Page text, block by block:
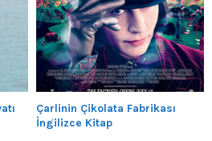
Çarlinin Çikolata Fabrikası
İngilizce Kitap